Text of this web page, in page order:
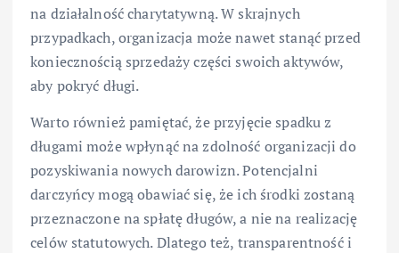
na działalność charytatywną. W skrajnych
przypadkach, organizacja może nawet stanąć przed
koniecznością sprzedaży części swoich aktywów,
aby pokryć długi.
Warto również pamiętać, że przyjęcie spadku z
długami może wpłynąć na zdolność organizacji do
pozyskiwania nowych darowizn. Potencjalni
darczyńcy mogą obawiać się, że ich środki zostaną
przeznaczone na spłatę długów, a nie na realizację
celów statutowych. Dlatego też, transparentność i